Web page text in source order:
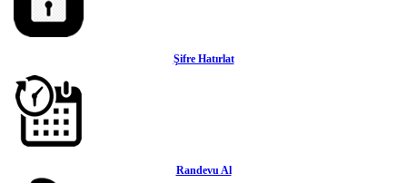
Şifre Hatırlat
Randevu Al